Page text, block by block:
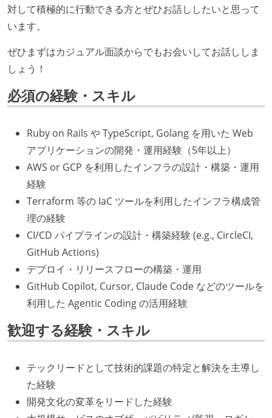
対して積極的に行動できる方とぜひお話ししたいと思って
います。
ぜひまずはカジュアル面談からでもお会いしてお話ししま
しょう！
必須の経験・スキル
Ruby on Rails や TypeScript, Golang を用いた Web
アプリケーションの開発・運用経験（5年以上）
AWS or GCP を利用したインフラの設計・構築・運用
経験
Terraform 等の IaC ツールを利用したインフラ構成管
理の経験
CI/CD パイプラインの設計・構築経験 (e.g., CircleCI,
GitHub Actions)
デプロイ・リリースフローの構築・運用
GitHub Copilot, Cursor, Claude Code などのツールを
利用した Agentic Coding の活用経験
歓迎する経験・スキル
テックリードとして技術的課題の特定と解決を主導し
た経験
開発文化の変革をリードした経験